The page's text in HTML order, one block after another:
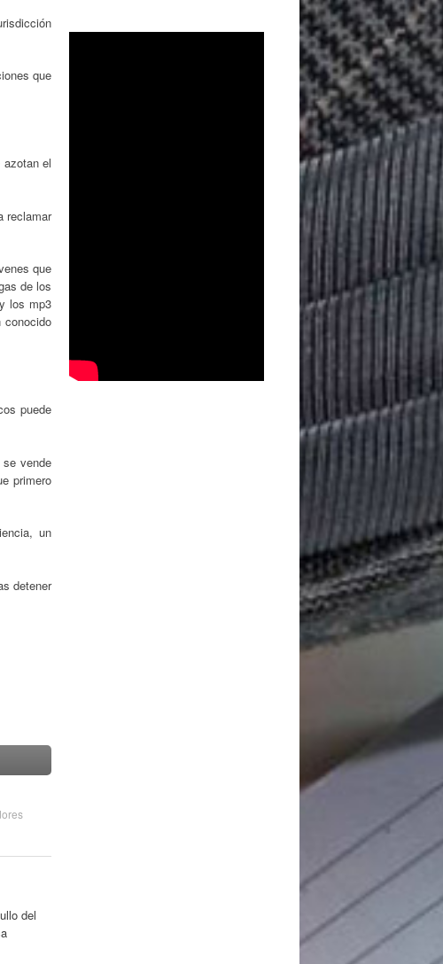
que
el
reclamar
que
de los
los mp3
conocido
puede
vende
primero
un
detener
del